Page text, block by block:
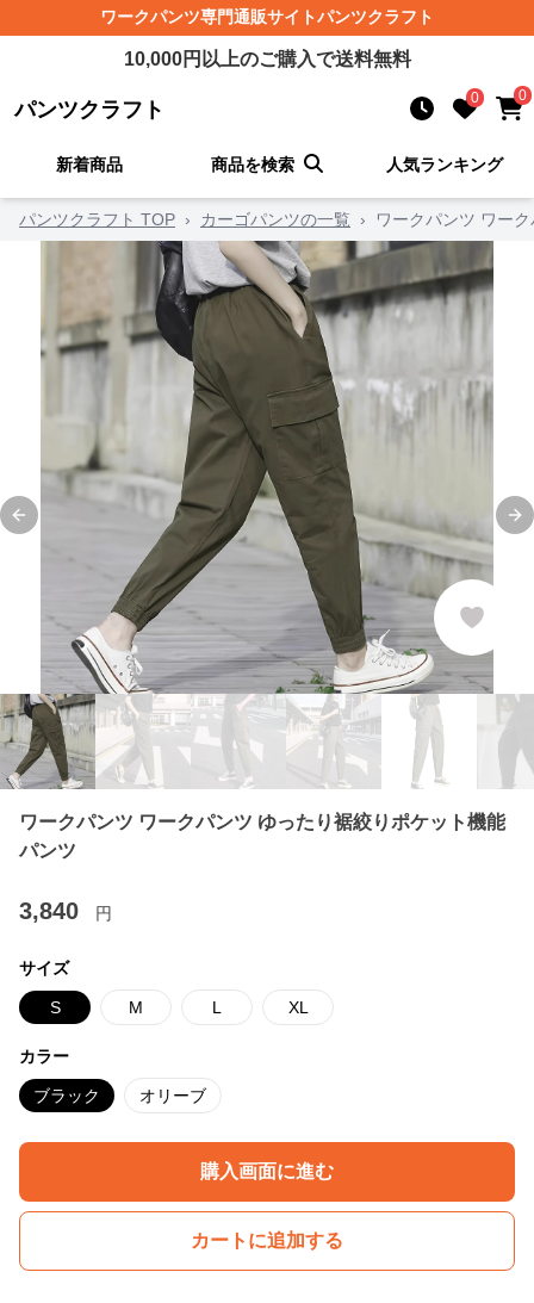
ワークパンツ専門通販サイトパンツクラフト
10,000円以上のご購入で送料無料
パンツクラフト 0 0
新着商品 商品を検索 人気ランキング
パンツクラフト TOP › カーゴパンツの一覧 › ワークパンツ ワー
Previous slide
ワークパンツ ワークパンツ ゆったり裾絞りポケット機能
パンツ
3,840 円
サイズ
S M L XL
カラー
ブラック オリーブ
購入画面に進む
カートに追加する